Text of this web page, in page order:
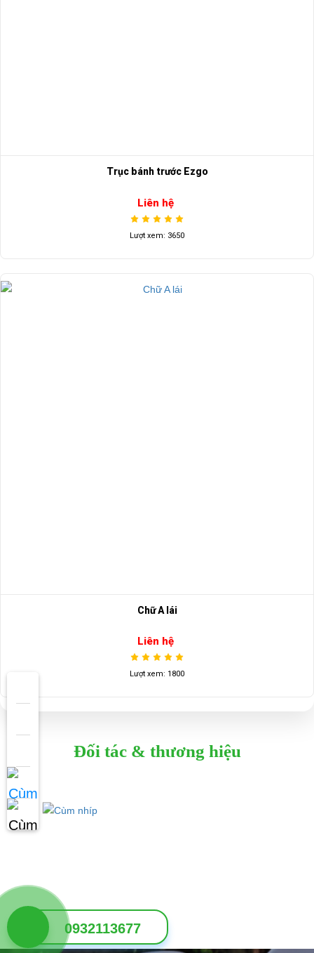
Trục bánh trước Ezgo
Liên hệ
Lượt xem: 3650
Chữ A lái
Liên hệ
Lượt xem: 1800
Đối tác & thương hiệu
0932113677